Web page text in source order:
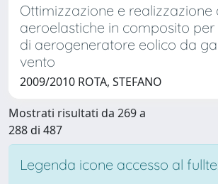
Ottimizzazione e realizzazione
aeroelastiche in composito
di aerogeneratore eolico da
vento
2009/2010 ROTA, STEFANO
Mostrati risultati da 269 a
288 di 487
Legenda icone accesso al